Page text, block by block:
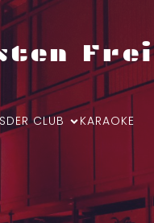
DER CLUB KARAOKE